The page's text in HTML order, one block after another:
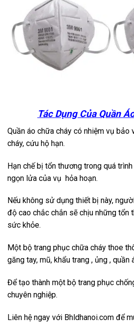
Tác Dụng Của Quần
Quần áo chữa cháy có nhiệm vụ bảo
cháy, cứu hộ hạn.
Hạn chế bị tổn thương trong quá
ngọn lửa của vụ hỏa hoạn.
Nếu không sử dụng thiết bị này,
độ cao chắc chắn sẽ chịu những tổn
sức khỏe.
Một bộ trang phục chữa cháy thoe
găng tay, mũ, khẩu trang , ủng , quần
Để tạo thành một bộ trang phục
chuyên nghiệp.
Liên hệ ngay với Bhldhanoi.com để